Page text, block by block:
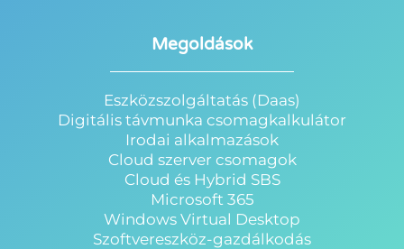
Megoldások
Eszközszolgáltatás (Daas)
Digitális távmunka csomagkalkulátor
Irodai alkalmazások
Cloud szerver csomagok
Cloud és Hybrid SBS
Microsoft 365
Windows Virtual Desktop
Szoftvereszköz-gazdálkodás